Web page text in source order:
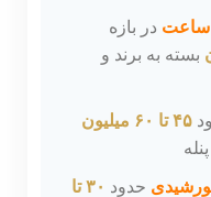
در بازه
بسته به برند و
۴۵ تا ۶۰ میلیون
حدود
۳۰ تا